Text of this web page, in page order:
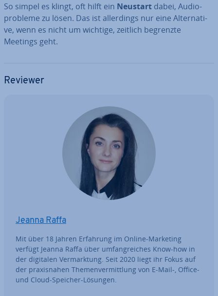
So simpel es klingt, oft hilft ein Neustart dabei, Au­dio­
pro­ble­me zu lösen. Das ist al­ler­dings nur eine Al­ter­na­ti­
ve, wenn es nicht um wichtige, zeitlich begrenzte
Meetings geht.
Reviewer
Jeanna Raffa
Mit über 18 Jahren Erfahrung im Online-Marketing
verfügt Jeanna Raffa über um­fang­rei­ches Know-how in
der digitalen Ver­mark­tung. Seit 2020 liegt ihr Fokus auf
der pra­xis­na­hen The­men­ver­mitt­lung von E-Mail-, Office-
und Cloud-Speicher-Lösungen.